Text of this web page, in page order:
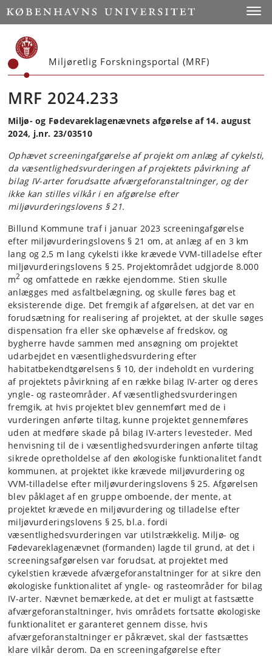
Start
Miljøretlig Forskningsportal (MRF)
MRF 2024.233
Miljø- og Fødevareklagenævnets afgørelse af 14. august
2024, j.nr. 23/03510
Ophævet screeningafgørelse af projekt om anlæg af cykelsti,
da væsentlighedsvurderingen af projektets påvirkning af
bilag IV-arter forudsatte afværgeforanstaltninger, og der
ikke kan stilles vilkår i en afgørelse efter
miljøvurderingslovens § 21.
Billund Kommune traf i januar 2023 screeningafgørelse
efter miljøvurderingslovens § 21 om, at anlæg af en 3 km
lang og 2,5 m lang cykelsti ikke krævede VVM-tilladelse efter
miljøvurderingslovens § 25. Projektområdet udgjorde 8.000
m2 og omfattede en række ejendomme. Stien skulle
anlægges med asfaltbelægning, og skulle føres bag et
eksisterende dige. Det fremgik af afgørelsen, at det var en
forudsætning for realisering af projektet, at der skulle søges
dispensation fra eller ske ophævelse af fredskov, og
bygherre havde sammen med ansøgning om projektet
udarbejdet en væsentlighedsvurdering efter
habitatbekendtgørelsens § 10, der indeholdt en vurdering
af projektets påvirkning af en række bilag IV-arter og deres
yngle- og rasteområder. Af væsentlighedsvurderingen
fremgik, at hvis projektet blev gennemført med de i
vurderingen anførte tiltag, kunne projektet gennemføres
uden at medføre skade på bilag IV-arters levesteder. Med
henvisning til de i væsentlighedsvurderingen anførte tiltag
sikrede opretholdelse af den økologiske funktionalitet fandt
kommunen, at projektet ikke krævede miljøvurdering og
VVM-tilladelse efter miljøvurderingslovens § 25. Afgørelsen
blev påklaget af en gruppe omboende, der mente, at
projektet krævede en miljøvurdering og tilladelse efter
miljøvurderingslovens § 25, bl.a. fordi
væsentlighedsvurderingen var utilstrækkelig. Miljø- og
Fødevareklagenævnet (formanden) lagde til grund, at det i
screeningsafgørelsen var forudsat, at projektet med
cykelstien krævede afværgeforanstaltninger for at sikre den
økologiske funktionalitet af yngle- og rasteområder for bilag
IV-arter. Nævnet bemærkede, at det er muligt at fastsætte
afværgeforanstaltninger, hvis områdets fortsatte økologiske
funktionalitet er garanteret gennem disse, hvis
afværgeforanstaltninger er påkrævet, skal der fastsættes
klare vilkår derom. Da en screeningafgørelse efter